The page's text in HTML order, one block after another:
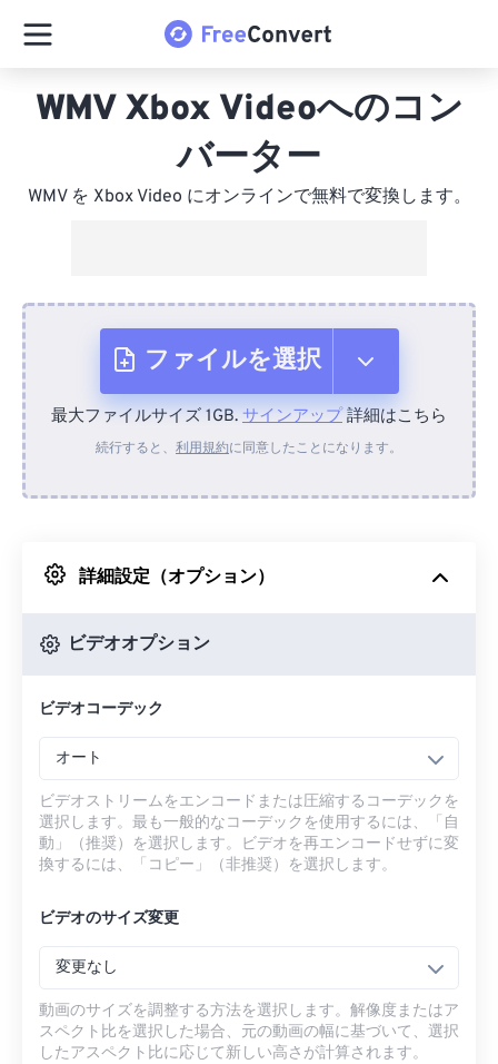
WMV Xbox Videoへのコン
バーター
WMV を Xbox Video にオンラインで無料で変換します。
ファイルを選択
デバイスから
Googleドライブから
最大ファイルサイズ 1GB. サインアップ詳細はこちら
続行すると、 利用規約に同意したことになります。
詳細設定（オプション）
ビデオオプション
ビデオコーデック
オート
ビデオストリームをエンコードまたは圧縮するコーデックを
選択します。最も一般的なコーデックを使用するには、「自
動」（推奨）を選択します。ビデオを再エンコードせずに変
換するには、「コピー」（非推奨）を選択します。
ビデオのサイズ変更
変更なし
動画のサイズを調整する方法を選択します。解像度またはア
スペクト比を選択した場合、元の動画の幅に基づいて、選択
したアスペクト比に応じて新しい高さが計算されます。